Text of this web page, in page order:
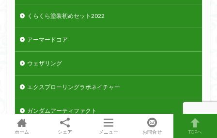
くらくら塗装初めセット2022
アーマードコア
ウェザリング
エクスプローリングラボネイチャー
ガンダムアーティファクト
ガンプラ
ホーム シェア メニュー お問合せ TOPへ